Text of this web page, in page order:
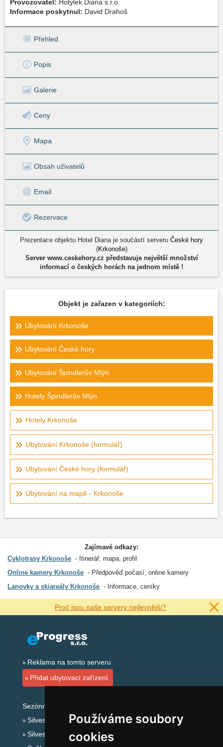
Používáme soubory
cookies
Provozovatel: Hotýlek Diana s.r.o.
Informace poskytnul: David Drahoš
Přehled
Popis
Galerie
Ceny
Mapa
Obsah uživatelů
Email
Rezervace
Prezentace objektu Hotel Diana je součástí serveru České hory
(Krkonoše)
Server www.ceskehory.cz představuje největší množství
informací o českých horách na jednom místě !
Objekt je zařazen v kategoriích:
Ubytování Krkonoše
Ubytování České hory
Ubytování Špindlerův Mlýn
Hotely Špindlerův Mlýn
Hotely Krkonoše
Ubytování Krkonoše (formulář)
Ubytování České hory (formulář)
Ubytování na mapě - Krkonoše
Zajímavé odkazy:
Cyklotrasy Krkonoše
Itinerář, mapa, profil
Online kamery Krkonoše
Předpověď počasí, online kamery
Lanovky a skiareály Krkonoše
Informace, ceníky
Proč jsou naše servery nejlevnější?
Reklama na tomto serveru
Přidat ubytovací zařízení
Sezónní odkazy:
Silvester Krkonoše
Silvestr na horách 2025/26